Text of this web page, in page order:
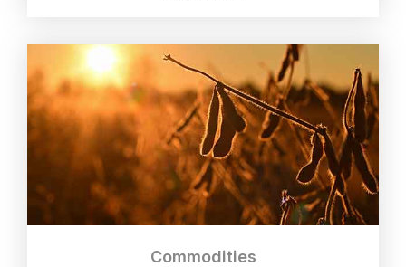
Commodities